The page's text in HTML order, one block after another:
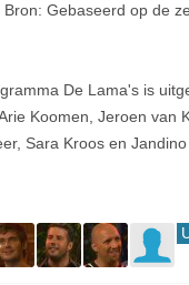
Gebaseerd op de
De Lama's is
Koomen, Jeroen van
Sara Kroos en